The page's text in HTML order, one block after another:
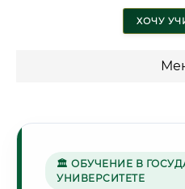
ХОЧУ
🏛 ОБУЧЕНИЕ В
УНИВЕРСИТЕТЕ